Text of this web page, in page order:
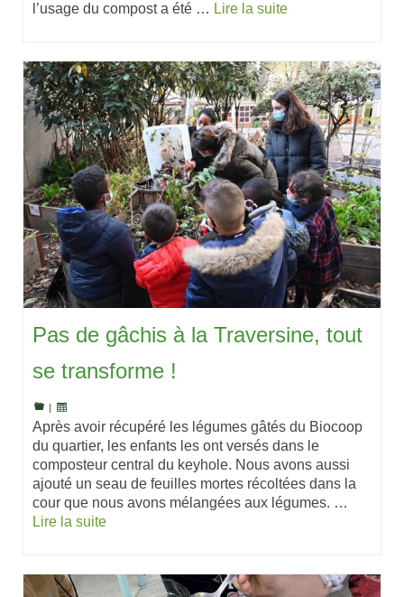
l’usage du compost a été … Lire la suite
Pas de gâchis à la Traversine, tout
se transforme !
|
Après avoir récupéré les légumes gâtés du Biocoop
du quartier, les enfants les ont versés dans le
composteur central du keyhole. Nous avons aussi
ajouté un seau de feuilles mortes récoltées dans la
cour que nous avons mélangées aux légumes. …
Lire la suite